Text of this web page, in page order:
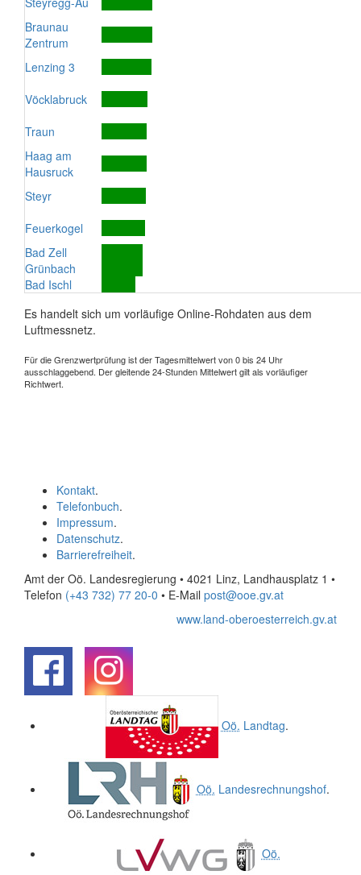
Braunau
Zentrum
Lenzing 3
Vöcklabruck
Traun
Haag am
Hausruck
Steyr
Feuerkogel
Bad Zell
Grünbach
Bad Ischl
Es handelt sich um vorläufige Online-Rohdaten aus dem
Luftmessnetz.
Für die Grenzwertprüfung ist der Tagesmittelwert von 0 bis 24 Uhr
ausschlaggebend. Der gleitende 24-Stunden Mittelwert gilt als vorläufiger
Richtwert.
Kontakt.
Telefonbuch.
Impressum.
Datenschutz.
Barrierefreiheit.
Amt der Oö. Landesregierung • 4021 Linz, Landhausplatz 1 •
Telefon (+43 732) 77 20-0 • E-Mail post@ooe.gv.at
www.land-oberoesterreich.gv.at
Oö. Landtag.
Oö. Landesrechnungshof.
Oö.